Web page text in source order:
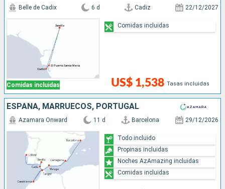
Comidas incluidas
Belle de Cadix 6 d Cadiz 22/12/2027
US$ 1,538 Tasas incluidas
Comidas incluidas
ESPAÑA, MARRUECOS, PORTUGAL
Azamara Onward 11 d Barcelona 29/12/2026
Todo incluido
Propinas incluidas
Noches AzAmazing incluidas
Comidas incluidas